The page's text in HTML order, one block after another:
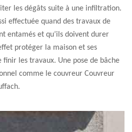
les dégâts suite à une infiltration.
effectuée quand des travaux de
entamés et qu’ils doivent durer
protéger la maison et ses
finir les travaux. Une pose de bâche
comme le couvreur Couvreur